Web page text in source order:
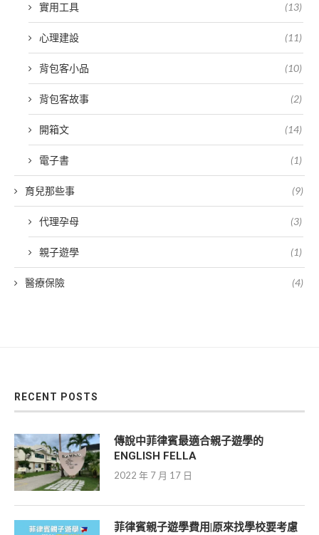
實用工具 (13)
心理建設 (11)
背包客小品 (10)
背包客故事 (2)
開箱文 (14)
電子書 (1)
育兒那些事 (9)
代理孕母 (3)
親子遊學 (1)
醫療保險 (4)
RECENT POSTS
傳說中菲律賓最適合親子遊學的
ENGLISH FELLA
2022 年 7 月 17 日
菲律賓親子遊學費用|原來找學校要考慮